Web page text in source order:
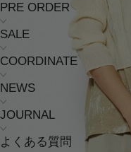
PRE ORDER
SALE
COORDINATE
NEWS
JOURNAL
よくある質問